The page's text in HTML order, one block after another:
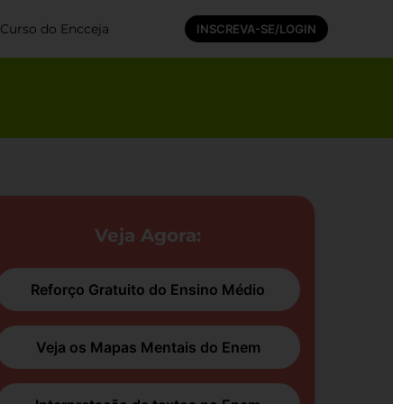
Curso do Encceja INSCREVA-SE/LOGIN
Veja Agora:
Reforço Gratuito do Ensino Médio
Veja os Mapas Mentais do Enem